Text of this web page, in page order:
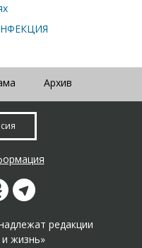
Архив
редакции
жизнь»